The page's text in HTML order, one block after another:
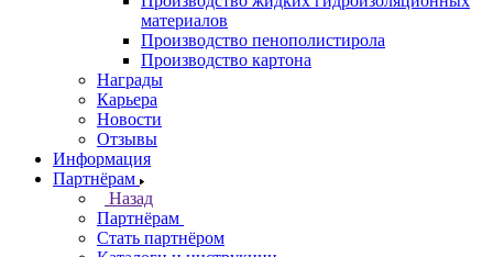
материалов
Производство пенополистирола
Производство картона
Награды
Карьера
Новости
Отзывы
Информация
Партнёрам
Назад
Партнёрам
Стать партнёром